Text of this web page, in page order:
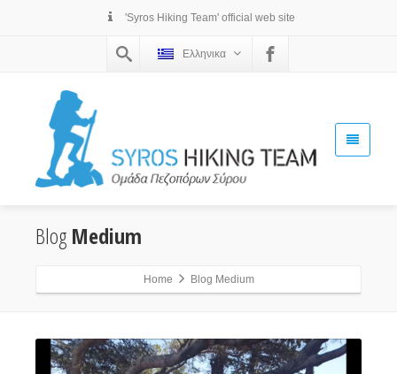
'Syros Hiking Team' official web site
Ελληνικα
Blog Medium
Home Blog Medium